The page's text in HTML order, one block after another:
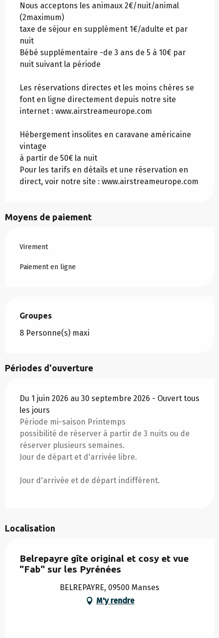
Nous acceptons les animaux 2€/nuit/animal
(2maximum)
taxe de séjour en supplément 1€/adulte et par
nuit
Bébé supplémentaire -de 3 ans de 5 à 10€ par
nuit suivant la période
Les réservations directes et les moins chères se
font en ligne directement depuis notre site
internet : www.airstreameurope.com
Hébergement insolites en caravane américaine
vintage
à partir de 50€ la nuit
Pour les tarifs en détails et une réservation en
direct, voir notre site : www.airstreameurope.com
Moyens de paiement
Virement
Paiement en ligne
Groupes
Groupes
8 Personne(s) maxi
Périodes d'ouverture
Du 1 juin 2026 au 30 septembre 2026 - Ouvert tous
les jours
Période mi-saison Printemps
possibilité de réserver à partir de 3 nuits ou de
réserver plusieurs semaines.
Jour de départ et d'arrivée libre.
Jour d'arrivée et de départ indifférent.
Localisation
Belrepayre gîte original et cosy et vue
"Fab" sur les Pyrénées
BELREPAYRE, 09500 Manses
M'y rendre